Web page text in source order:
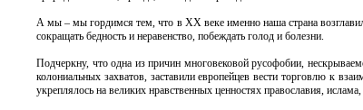
А мы – мы гордимся тем, что в XX веке именно наша страна
сокращать бедность и неравенство, побеждать голод и болезни.
Подчеркну, что одна из причин многовековой русофобии,
колониальных захватов, заставили европейцев вести торговлю к
укреплялось на великих нравственных ценностях православия,